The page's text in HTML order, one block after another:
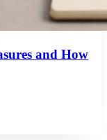
and How